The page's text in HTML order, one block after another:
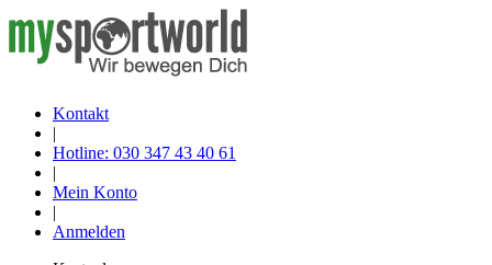
Kontakt
|
Hotline: 030 347 43 40 61
|
Mein Konto
|
Anmelden